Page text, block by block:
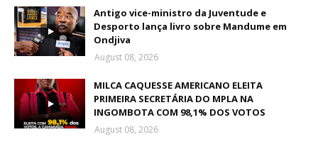
Antigo vice-ministro da Juventude e
Desporto lança livro sobre Mandume em
Ondjiva
August 08, 2026
MILCA CAQUESSE AMERICANO ELEITA
PRIMEIRA SECRETÁRIA DO MPLA NA
INGOMBOTA COM 98,1% DOS VOTOS
August 08, 2026